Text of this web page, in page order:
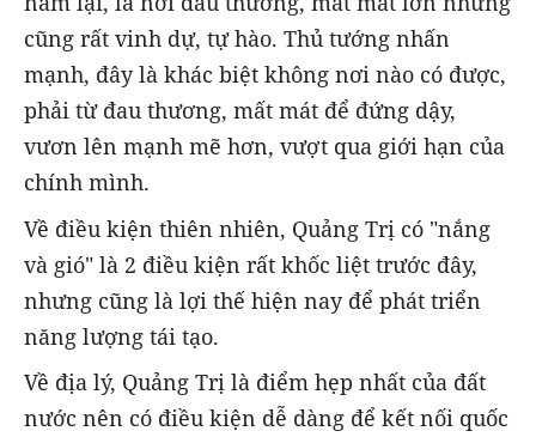
cũng rất vinh dự, tự hào. Thủ tướng nhấn
mạnh, đây là khác biệt không nơi nào có được,
phải từ đau thương, mất mát để đứng dậy,
vươn lên mạnh mẽ hơn, vượt qua giới hạn của
chính mình.
Về điều kiện thiên nhiên, Quảng Trị có "nắng
và gió" là 2 điều kiện rất khốc liệt trước đây,
nhưng cũng là lợi thế hiện nay để phát triển
năng lượng tái tạo.
Về địa lý, Quảng Trị là điểm hẹp nhất của đất
nước nên có điều kiện dễ dàng để kết nối quốc